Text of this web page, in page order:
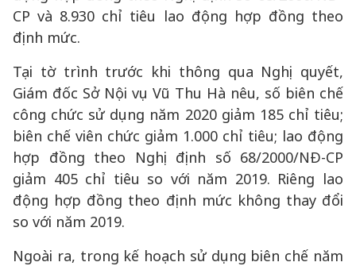
CP và 8.930 chỉ tiêu lao động hợp đồng theo
định mức.
Tại tờ trình trước khi thông qua Nghị quyết,
Giám đốc Sở Nội vụ Vũ Thu Hà nêu, số biên chế
công chức sử dụng năm 2020 giảm 185 chỉ tiêu;
biên chế viên chức giảm 1.000 chỉ tiêu; lao động
hợp đồng theo Nghị định số 68/2000/NĐ-CP
giảm 405 chỉ tiêu so với năm 2019. Riêng lao
động hợp đồng theo định mức không thay đổi
so với năm 2019.
Ngoài ra, trong kế hoạch sử dụng biên chế năm